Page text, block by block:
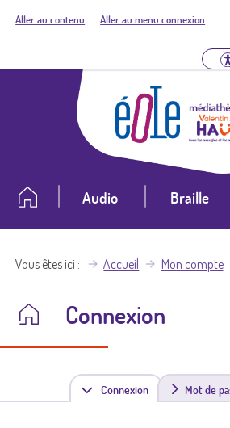
Aller au contenu Aller au menu connexion
Audio Braille
Vous êtes ici Accueil Mon compte
Connexion
Connexion(
Mot de